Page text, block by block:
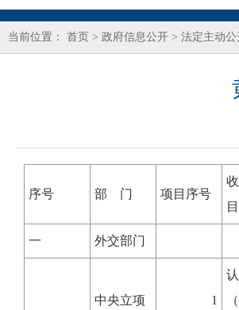
当前位置： 首页 > 政府信息公开 > 法定主动公
序号 部 门 项目序号
目
一 外交部门
中央立项 1